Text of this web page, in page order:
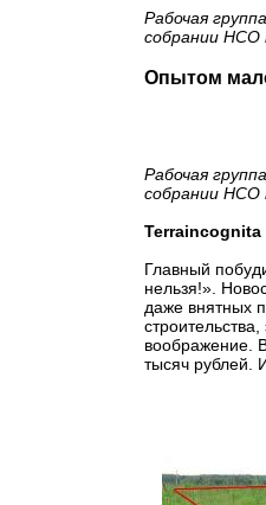
Рабочая
собрании НСО
Опытом
Рабочая
собрании НСО
Terraincognita
Главный
нельзя!».
даже внятных
воображение.
тысяч рублей.